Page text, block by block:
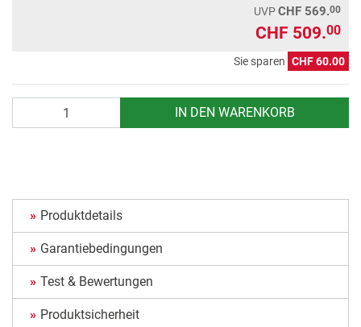
UVPCHF 569.00
CHF 509.00
Sie sparen CHF 60.00
IN DEN WARENKORB
Produktdetails
Garantiebedingungen
Test & Bewertungen
Produktsicherheit